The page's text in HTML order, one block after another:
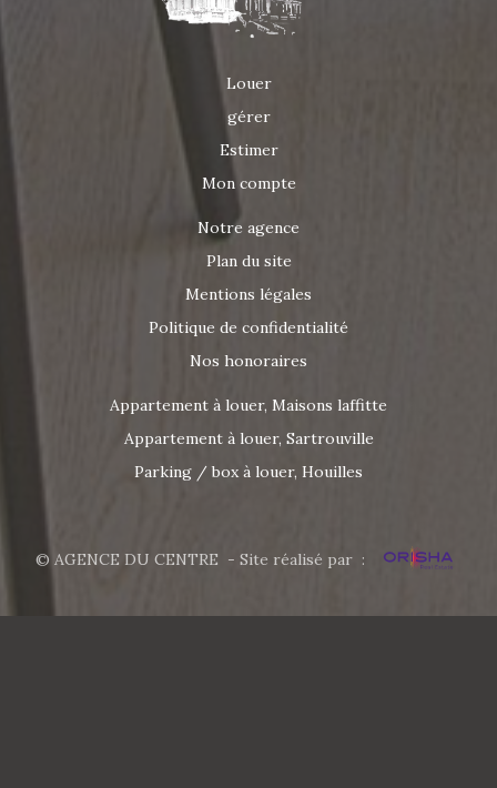
Louer
gérer
Estimer
Mon compte
Notre agence
Plan du site
Mentions légales
Politique de confidentialité
Nos honoraires
Appartement à louer, Maisons laffitte
Appartement à louer, Sartrouville
Parking / box à louer, Houilles
© AGENCE DU CENTRE - Site réalisé par :